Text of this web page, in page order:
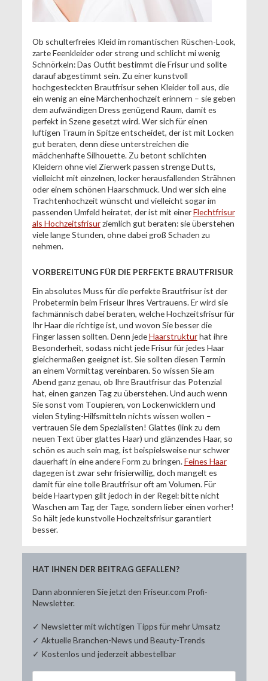
Ob schulterfreies Kleid im romantischen Rüschen-Look,
zarte Feenkleider oder streng und schlicht mi wenig
Schnörkeln: Das Outfit bestimmt die Frisur und sollte
darauf abgestimmt sein. Zu einer kunstvoll
hochgesteckten Brautfrisur sehen Kleider toll aus, die
ein wenig an eine Märchenhochzeit erinnern – sie geben
dem aufwändigen Dress genügend Raum, damit es
perfekt in Szene gesetzt wird. Wer sich für einen
luftigen Traum in Spitze entscheidet, der ist mit Locken
gut beraten, denn diese unterstreichen die
mädchenhafte Silhouette. Zu betont schlichten
Kleidern ohne viel Zierwerk passen strenge Dutts,
vielleicht mit einzelnen, locker herausfallenden Strähnen
oder einem schönen Haarschmuck. Und wer sich eine
Trachtenhochzeit wünscht und vielleicht sogar im
passenden Umfeld heiratet, der ist mit einerFlechtfrisur
als Hochzeitsfrisurziemlich gut beraten: sie überstehen
viele lange Stunden, ohne dabei groß Schaden zu
nehmen.
VORBEREITUNG FÜR DIE PERFEKTE BRAUTFRISUR
Ein absolutes Muss für die perfekte Brautfrisur ist der
Probetermin beim Friseur Ihres Vertrauens. Er wird sie
fachmännisch dabei beraten, welche Hochzeitsfrisur für
Ihr Haar die richtige ist, und wovon Sie besser die
Finger lassen sollten. Denn jedeHaarstrukturhat ihre
Besonderheit, sodass nicht jede Frisur für jedes Haar
gleichermaßen geeignet ist. Sie sollten diesen Termin
an einem Vormittag vereinbaren. So wissen Sie am
Abend ganz genau, ob Ihre Brautfrisur das Potenzial
hat, einen ganzen Tag zu überstehen. Und auch wenn
Sie sonst vom Toupieren, von Lockenwicklern und
vielen Styling-Hilfsmitteln nichts wissen wollen –
vertrauen Sie dem Spezialisten! Glattes (link zu dem
neuen Text über glattes Haar) und glänzendes Haar, so
schön es auch sein mag, ist beispielsweise nur schwer
dauerhaft in eine andere Form zu bringen.Feines Haar
dagegen ist zwar sehr frisierwillig, doch mangelt es
damit für eine tolle Brautfrisur oft am Volumen. Für
beide Haartypen gilt jedoch in der Regel: bitte nicht
Waschen am Tag der Tage, sondern lieber einen vorher!
So hält jede kunstvolle Hochzeitsfrisur garantiert
besser.
HAT IHNEN DER BEITRAG GEFALLEN?
Dann abonnieren Sie jetzt den Friseur.com Profi-
Newsletter.
✓ Newsletter mit wichtigen Tipps für mehr Umsatz
✓ Aktuelle Branchen-News und Beauty-Trends
✓ Kostenlos und jederzeit abbestellbar